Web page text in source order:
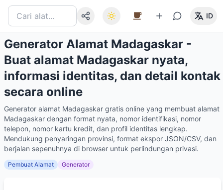
ID
Generator Alamat Madagaskar -
Buat alamat Madagaskar nyata,
informasi identitas, dan detail kontak
secara online
Generator alamat Madagaskar gratis online yang membuat alamat
Madagaskar dengan format nyata, nomor identifikasi, nomor
telepon, nomor kartu kredit, dan profil identitas lengkap.
Mendukung penyaringan provinsi, format ekspor JSON/CSV, dan
berjalan sepenuhnya di browser untuk perlindungan privasi.
Pembuat Alamat Generator